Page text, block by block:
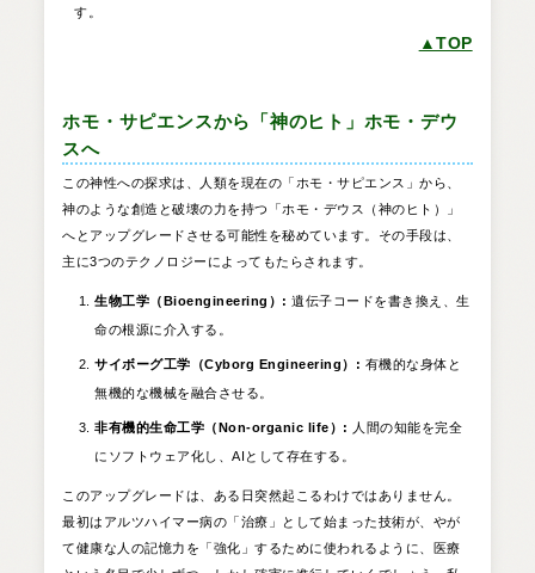
す。
▲TOP
ホモ・サピエンスから「神のヒト」ホモ・デウ
スへ
この神性への探求は、人類を現在の「ホモ・サピエンス」から、
神のような創造と破壊の力を持つ「ホモ・デウス（神のヒト）」
へとアップグレードさせる可能性を秘めています。その手段は、
主に3つのテクノロジーによってもたらされます。
生物工学（Bioengineering）: 遺伝子コードを書き換え、生
命の根源に介入する。
サイボーグ工学（Cyborg Engineering）: 有機的な身体と
無機的な機械を融合させる。
非有機的生命工学（Non-organic life）:
人間の知能を完全
にソフトウェア化し、AIとして存在する。
このアップグレードは、ある日突然起こるわけではありません。
最初はアルツハイマー病の「治療」として始まった技術が、やが
て健康な人の記憶力を「強化」するために使われるように、医療